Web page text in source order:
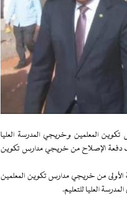
تكوين المعلمين وخريجي المدرسة العليا
دفعة الإصلاح من خريجي مدارس تكوين
في المقررات، هو 15 يونيو 2022 بالنسبة للدفعة الأولى من خريجي مدارس تكوين المعلمين